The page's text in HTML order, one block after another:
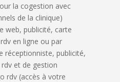
la cogestion avec
de la clinique)
web, publicité, carte
en ligne ou par
réceptionniste, publicité,
et de gestion
rdv (accès à votre